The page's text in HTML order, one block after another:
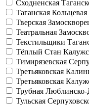
Сходненская
Таганская Кольцевая
Тверская
Театральная
Текстильщики
Тёплый Стан
Тимирязевская
Третьяковская
Третьяковская
Трубная Люблинско-
Тульская